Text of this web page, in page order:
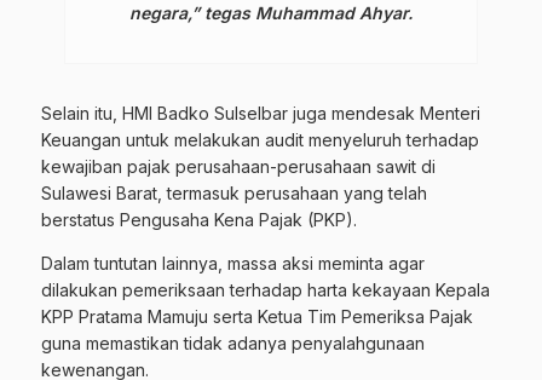
negara,” tegas Muhammad Ahyar.
Selain itu, HMI Badko Sulselbar juga mendesak Menteri
Keuangan untuk melakukan audit menyeluruh terhadap
kewajiban pajak perusahaan-perusahaan sawit di
Sulawesi Barat, termasuk perusahaan yang telah
berstatus Pengusaha Kena Pajak (PKP).
Dalam tuntutan lainnya, massa aksi meminta agar
dilakukan pemeriksaan terhadap harta kekayaan Kepala
KPP Pratama Mamuju serta Ketua Tim Pemeriksa Pajak
guna memastikan tidak adanya penyalahgunaan
kewenangan.